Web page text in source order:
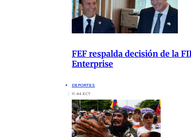
FEF respalda decisión de la
Enterprise
DEPORTES
11:44 ECT